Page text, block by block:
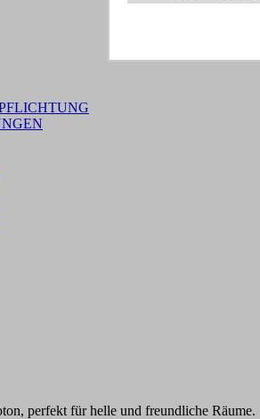
perfekt für helle und freundliche Räume.